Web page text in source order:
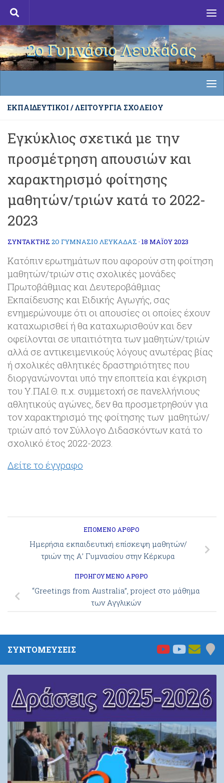
Skip to content
2ο Γυμνάσιο Λευκάδας
ΕΚΠΑΙΔΕΥΤΙΚΟΊ / ΛΕΙΤΟΥΡΓΊΑ ΣΧΟΛΕΊΟΥ
Εγκύκλιος σχετικά με την
προσμέτρηση απουσιών και
χαρακτηρισμό φοίτησης
μαθητών/τριών κατά το 2022-
2023
ΣΥΝΤΆΚΤΗΣ 2Ο ΓΥΜΝΑΣΙΟ ΛΕΥΚΑΔΑΣ · 18 ΜΑΪ́ΟΥ 2023
Κατόπιν ερωτημάτων που αφορούν στη φοίτηση
μαθητών/τριών στις σχολικές μονάδες
Πρωτοβάθμιας και Δευτεροβάθμιας
Εκπαίδευσης και Ειδικής Αγωγής, σας
ενημερώνουμε ότι οι απουσίες οι οποίες έχουν
καταχωρισθεί ή θα καταχωρισθούν και δεν
οφείλονται σε υπαιτιότητα των μαθητών/τριών
αλλά σε αντικειμενικούς λόγους ανωτέρας βίας
ή σχολικές αθλητικές δραστηριότητες που
διοργανώνονται υπό την εποπτεία και έγκριση
του Υ.ΠΑΙ.Θ. π.χ. συμμετοχή σε πανελλήνιους
αθλητικούς αγώνες, δεν θα προσμετρηθούν για
τον χαρακτηρισμό της φοίτησης των μαθητών/
τριών από τον Σύλλογο Διδασκόντων κατά το
σχολικό έτος 2022-2023.
Δείτε το έγγραφο
ΕΠΌΜΕΝΟ ΆΡΘΡΟ
Ημερήσια εκπαιδευτική επίσκεψη μαθητών/
τριών της Α’ Γυμνασίου στην Κέρκυρα
ΠΡΟΗΓΟΎΜΕΝΟ ΆΡΘΡΟ
“Greetings from Australia”, project στο μάθημα
των Αγγλικών
ΣΥΝΤΟΜΕΥΣΕΙΣ